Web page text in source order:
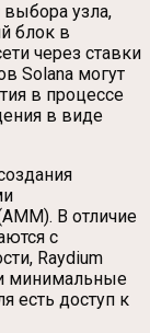
выбора узла,
блок в
через ставки
Solana могут
в процессе
в виде
В отличие
с
Raydium
минимальные
есть доступ к